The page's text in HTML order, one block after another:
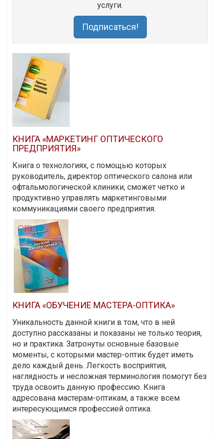
услуги.
Подписаться!
КНИГА «МАРКЕТИНГ ОПТИЧЕСКОГО
ПРЕДПРИЯТИЯ»
Книга о технологиях, с помощью которых
руководитель, директор оптического салона или
офтальмологической клиники, сможет четко и
продуктивно управлять маркетинговыми
коммуникациями своего предприятия.
КНИГА «ОБУЧЕНИЕ МАСТЕРА-ОПТИКА»
Уникальность данной книги в том, что в ней
доступно рассказаны и показаны не только теория,
но и практика. Затронуты основные базовые
моменты, с которыми мастер-оптик будет иметь
дело каждый день. Легкость восприятия,
наглядность и несложная терминология помогут без
труда освоить данную профессию. Книга
адресована мастерам-оптикам, а также всем
интересующимся профессией оптика.